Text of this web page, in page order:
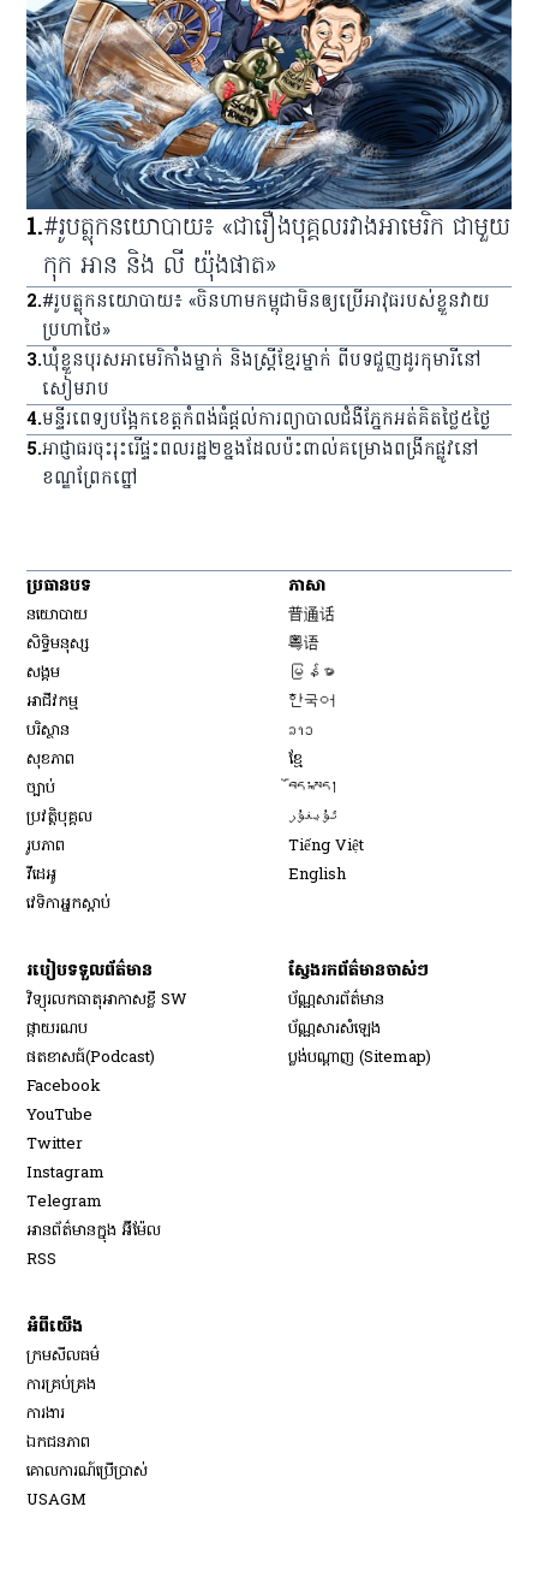
1.#រូបត្លុកនយោបាយ៖ «ជារឿងបុគ្គលរវាងអាមេរិក ជាមួយ
កុក អាន និង លី យ៉ុងផាត»
2.#រូបត្លុកនយោបាយ៖ «ចិនហាមកម្ពុជាមិនឲ្យប្រើអាវុធរបស់ខ្លួនវាយ
ប្រហាថៃ»
3.ឃុំ​ខ្លួន​បុរស​អាមេរិកាំង​ម្នាក់ និង​ស្ត្រី​ខ្មែរ​ម្នាក់ ពី​បទ​ជួញ​ដូរ​កុមារី​នៅ​
សៀមរាប
4.មន្ទីរពេទ្យ​បង្អែក​ខេត្ត​កំពង់ធំ​ផ្ដល់​ការ​ព្យាបាល​ជំងឺ​ភ្នែក​អត់​គិត​ថ្លៃ​៥​ថ្ងៃ
5.អាជ្ញាធរ​ចុះ​រុះរើ​ផ្ទះ​ពលរដ្ឋ​២​ខ្នង​ដែល​ប៉ះពាល់​គម្រោង​ពង្រីក​ផ្លូវ​នៅ​
ខណ្ឌ​ព្រែកព្នៅ
ប្រធានបទ
នយោបាយ
សិទ្ធិ​មនុស្ស
សង្គម
អាជីវកម្ម
បរិស្ថាន
សុខភាព
ច្បាប់
ប្រវត្តិបុគ្គល
រូបភាព
វីដេអូ
វេទិកា​អ្នក​ស្ដាប់
ភាសា
普通话
粤语
မြန်မာ
한국어
ລາວ
ខ្មែ
བོད་སྐད།
ئۇيغۇر
Tiếng Việt
English
របៀប​ទទួល​ព័ត៌មាន​
វិទ្យុ​រលក​ធាតុអាកាស​ខ្លី SW
​ផ្កាយ​រណប
​ផតខាសធ៍(Podcast)
Facebook
YouTube
Twitter
Instagram
Telegram
អានព័ត៌មានក្នុង អ៊ីម៉ែល
RSS
ស្វែងរកព័ត៌មានចាស់ៗ
ប័ណ្ណសារ​ព័ត៌មាន​
ប័ណ្ណសារ​សំឡេង
ប្លង់បណ្តាញ (Sitemap)
អំពីយើង
ក្រមសីលធម៌
ការគ្រប់គ្រង
ការងារ
ឯកជនភាព
គោលការណ៍ប្រើប្រាស់
USAGM